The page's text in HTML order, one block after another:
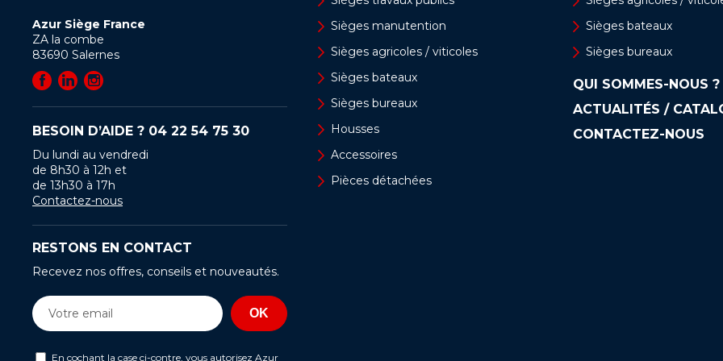
Azur Siège France
ZA la combe
83690 Salernes
BESOIN D’AIDE ? 04 22 54 75 30
Du lundi au vendredi
de 8h30 à 12h et
de 13h30 à 17h
Contactez-nous
RESTONS EN CONTACT
Recevez nos offres, conseils et nouveautés.
En cochant la case ci-contre, vous autorisez Azur
Sièges manutention
Sièges agricoles / viticoles
Sièges bateaux
Sièges bureaux
Housses
Accessoires
Pièces détachées
Sièges bateaux
Sièges bureaux
QUI SOMMES-NOUS ?
ACTUALITÉS /
CONTACTEZ-NOUS